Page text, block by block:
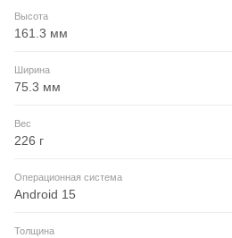
Высота
161.3 мм
Ширина
75.3 мм
Вес
226 г
Операционная система
Android 15
Толщина